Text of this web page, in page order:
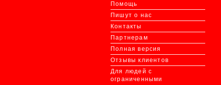
Помощь
Пишут о нас
Контакты
Партнерам
Полная версия
Отзывы клиентов
Для людей с
ограниченными